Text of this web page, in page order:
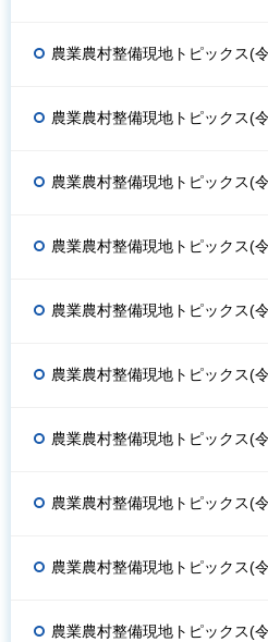
農業農村整備現地トピックス(
農業農村整備現地トピックス(
農業農村整備現地トピックス(
農業農村整備現地トピックス(
農業農村整備現地トピックス(
農業農村整備現地トピックス(
農業農村整備現地トピックス(
農業農村整備現地トピックス(
農業農村整備現地トピックス(
農業農村整備現地トピックス(